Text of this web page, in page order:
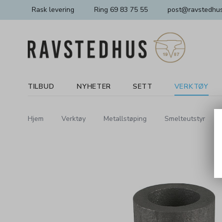
Rask levering Ring 69 83 75 55
TILBUD NYHETER SETT VERKTØY
Hjem Verktøy Metallstøping Smelteutstyr